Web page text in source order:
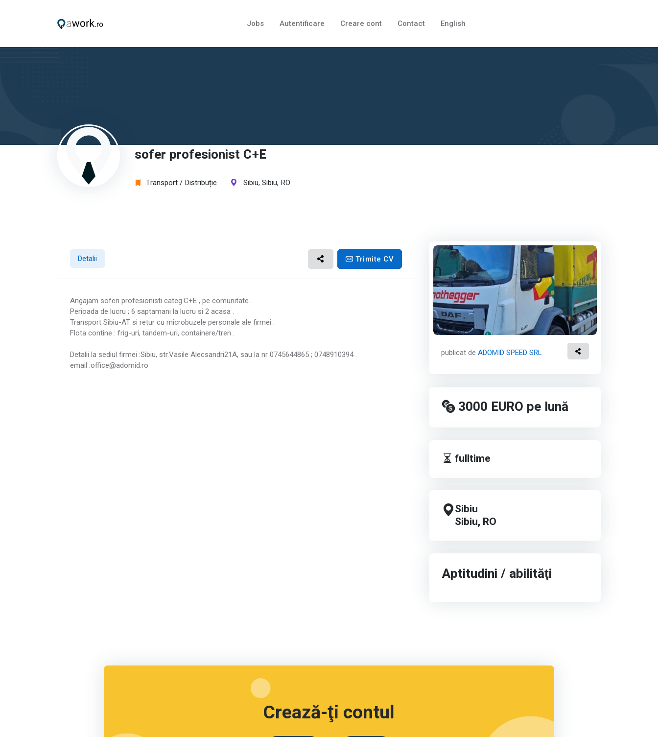
Jobs Autentificare Creare cont Contact English
sofer profesionist C+E
Transport / Distribuție Sibiu, Sibiu, RO
Detalii Trimite CV
Angajam soferi profesionisti categ.C+E , pe comunitate.
Perioada de lucru ; 6 saptamani la lucru si 2 acasa .
Transport Sibiu-AT si retur cu microbuzele personale ale firmei .
Flota contine : frig-uri, tandem-uri, containere/tren .
Detalii la sediul firmei :Sibiu, str.Vasile Alecsandri21A, sau la nr 0745644865 ; 0748910394 .
email :office@adomid.ro
publicat de ADOMID SPEED SRL
3000 EURO pe lună
fulltime
Sibiu
Sibiu, RO
Aptitudini / abilităţi
Crează-ţi contul